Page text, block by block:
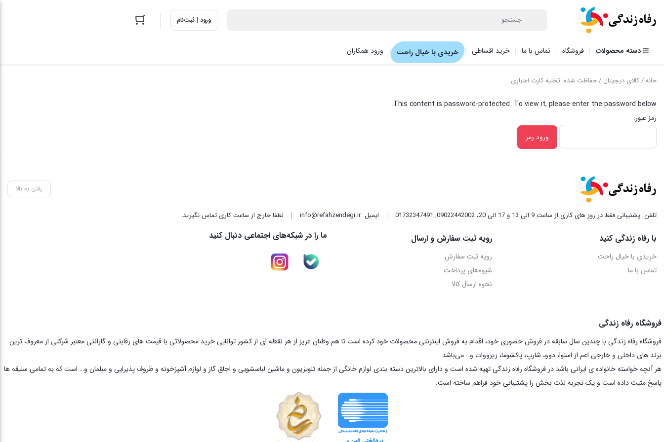
ورود | ثبت‌نام
دسته محصولات فروشگاه تماس با ما خرید اقساطی خریدی با خیال راحت ورود همکاران
خانه/کالای دیجیتال / حفاظت شده: تخلیه کارت اعتباری
This content is password-protected. To view it, please enter the password below.
رمز عبور:
رفتن به بالا
تلفن پشتیبانی فقط در روز های کاری از ساعت 9 الی 13 و 17 الی 20، 09022442002 ,
01732347491 ایمیلinfo@refahzendegi.ir لطفا خارج از ساعت کاری تماس نگیرید.
با رفاه زندگی کنید
خریدی با خیال راحت
تماس با ما
رویه ثبت سفارش و ارسال
رویه ثبت سفارش
شیوه‌های پرداخت
نحوه ارسال کالا
ما را در شبکه‌های اجتماعی دنبال کنید
فروشگاه رفاه زندگی
فروشگاه رفاه زندگی با چندین سال سابقه در فروش حضوری خود، اقدام به فروش اینترنتی محصولات خود کرده است تا هم وطنان عزیز از هر نقطه ای از کشور توانایی خرید محصولاتی با قیمت های رقابتی و گارانتی معتبر شرکتی از معروف ترین
برند های داخلی و خارجی اعم از اسنوا، دوو، شارپ، پاکشوما، زیرووات و.. می‌باشد.
هر آنچه خواسته خانواده ی ایرانی باشد در فروشگاه رفاه زندگی تهیه شده است و دارای بالاترین دسته بندی لوازم خانگی از جمله تلویزیون و ماشین لباسشویی و اجاق گاز و لوازم آشپزخونه و ظروف پذیرایی و مبلمان و… است که به تمامی سلیقه ها
پاسخ مثبت داده است و یک تجربه لذت بخش را پشتیبانی خود فراهم ساخته است.